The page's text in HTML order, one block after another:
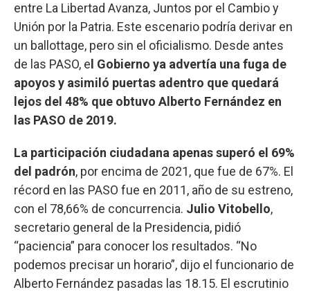
entre La Libertad Avanza, Juntos por el Cambio y
Unión por la Patria. Este escenario podría derivar en
un ballottage, pero sin el oficialismo. Desde antes
de las PASO, e l Gobierno ya advertía una fuga de
apoyos y asimiló puertas adentro que quedará
lejos del 48% que obtuvo Alberto Fernández en
las PASO de 2019.
La participación ciudadana apenas superó el 69%
del padrón, por encima de 2021, que fue de 67%. El
récord en las PASO fue en 2011, año de su estreno,
con el 78,66% de concurrencia. Julio Vitobello,
secretario general de la Presidencia, pidió
“paciencia” para conocer los resultados. “No
podemos precisar un horario”, dijo el funcionario de
Alberto Fernández pasadas las 18.15. El escrutinio